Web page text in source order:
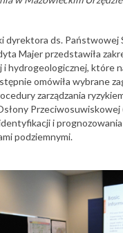
dyrektora ds. Państwowej
Majer przedstawiła
i hydrogeologicznej, które
omówiła wybrane
zarządzania
Przeciwosuwiskowej
i
podziemnymi.